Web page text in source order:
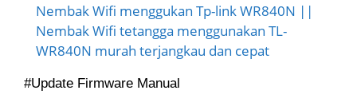
Nembak Wifi menggukan Tp-link WR840N ||
Nembak Wifi tetangga menggunakan TL-
WR840N murah terjangkau dan cepat
#Update Firmware Manual